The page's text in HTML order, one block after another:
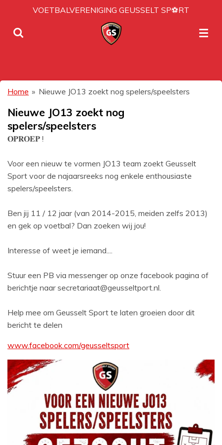
naar
VOETBALVERENIGING GEUSSELT SP⚽RT
Home » Nieuwe JO13 zoekt nog spelers/speelsters
Nieuwe JO13 zoekt nog
spelers/speelsters
𝐎𝐏𝐑𝐎𝐄𝐏 !
Voor een nieuw te vormen JO13 team zoekt Geusselt
Sport voor de najaarsreeks nog enkele enthousiaste
spelers/speelsters.
Ben jij 11 / 12 jaar (van 2014-2015, meiden zelfs 2013)
en gek op voetbal? Dan zoeken wij jou!
Interesse of weet je iemand....
Stuur een PB via messenger op onze facebook pagina of
berichtje naar secretariaat@geusseltport.nl.
Help mee om Geusselt Sport te laten groeien door dit
bericht te delen
www.facebook.com/geusseltsport